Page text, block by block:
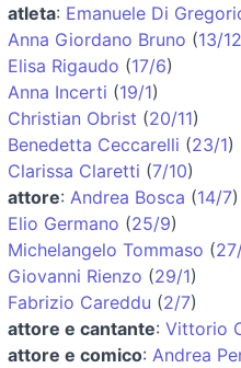
atleta: Emanuele Di
Anna Giordano Bruno (13/12
Elisa Rigaudo (17/6)
Anna Incerti (19/1)
Christian Obrist (20/11)
Benedetta Ceccarelli (23/1)
Clarissa Claretti (7/10)
attore: Andrea Bosca (14/7)
Elio Germano (25/9)
Michelangelo Tommaso (
Giovanni Rienzo (29/1)
Fabrizio Careddu (2/7)
attore e cantante: Vittorio
attore e comico: Andrea